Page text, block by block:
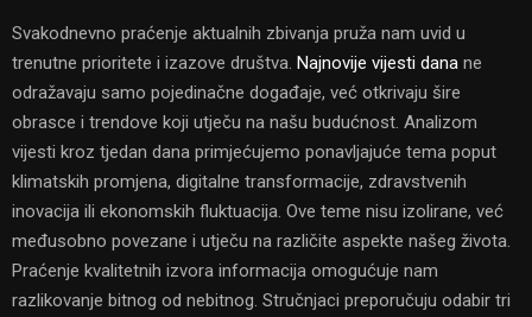
Svakodnevno praćenje aktualnih zbivanja pruža nam uvid u
trenutne prioritete i izazove društva. Najnovije vijesti dana ne
odražavaju samo pojedinačne događaje, već otkrivaju šire
obrasce i trendove koji utječu na našu budućnost. Analizom
vijesti kroz tjedan dana primjećujemo ponavljajuće tema poput
klimatskih promjena, digitalne transformacije, zdravstvenih
inovacija ili ekonomskih fluktuacija. Ove teme nisu izolirane, već
međusobno povezane i utječu na različite aspekte našeg života.
Praćenje kvalitetnih izvora informacija omogućuje nam
razlikovanje bitnog od nebitnog. Stručnjaci preporučuju odabir tri